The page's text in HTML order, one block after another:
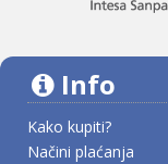
Info
Kako kupiti?
Načini plaćanja